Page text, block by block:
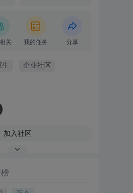
关 我的任务 分享
生 企业社区
加入社区